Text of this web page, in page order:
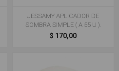
JESSAMY APLICADOR DE
SOMBRA SIMPLE ( A 55 U ).
$ 170,00